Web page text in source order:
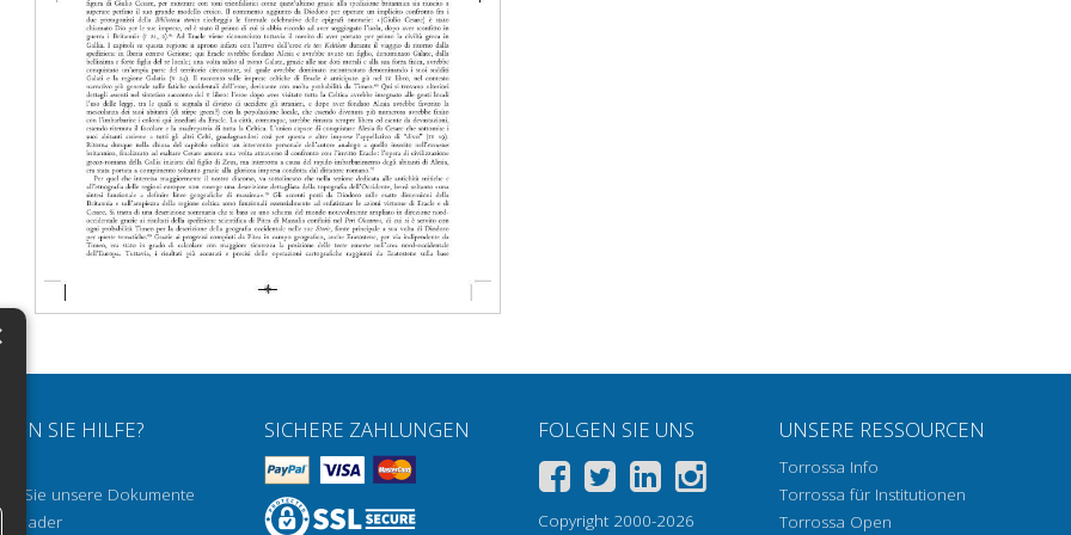
SIE HILFE?
Sie unsere Dokumente
Reader
SICHERE ZAHLUNGEN FOLGEN SIE UNS
Copyright 2000-2026
UNSERE RESSOURCEN
Torrossa Info
Torrossa für Institutionen
Torrossa Open